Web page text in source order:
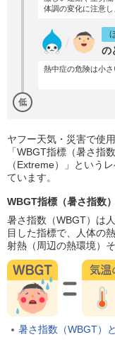
低
体調の変化に注意し
の
熱中症の危険は小さ
ヤフー天気・災害で使
「WBGT指標（暑さ指
（Extreme）」という
ています。
WBGT指標（暑さ指数
暑さ指数（WBGT）は
目した指標で、人体の
射熱（周辺の熱環境）
暑さ指数（WBGT）